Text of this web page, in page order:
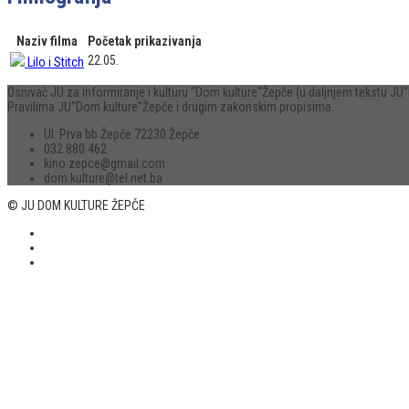
Naziv filma
Početak prikazivanja
Lilo i Stitch 22.05.
Osnivač JU za informiranje i kulturu “Dom kulture“Žepče (u daljnjem tekstu
Pravilima JU”Dom kulture”Žepče i drugim zakonskim propisima.
Ul. Prva bb Žepče 72230 Žepče
032 880 462
kino.zepce@gmail.com
dom.kulture@tel.net.ba
© JU DOM KULTURE ŽEPČE